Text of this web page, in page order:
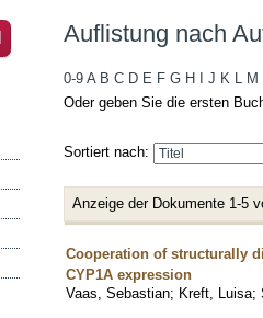
Auflistung nach
0-9 A B C D E F G H J K L M
Oder geben Sie die ersten
Sortiert nach:
Anzeige der Dokumente 1-5
Cooperation of structurally
CYP1A expression
Vaas, Sebastian; Kreft, Luisa;